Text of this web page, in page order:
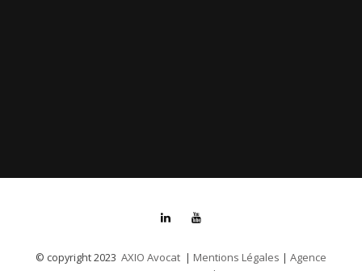
© copyright 2023 AXIO Avocat | Mentions Légales | Agence